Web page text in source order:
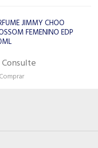
L 12.12 ROSE EDP